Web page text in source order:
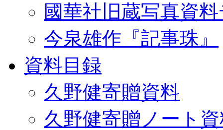
國華社旧蔵写真資
今泉雄作『記事珠』
資料目録
久野健寄贈資料
久野健寄贈ノート